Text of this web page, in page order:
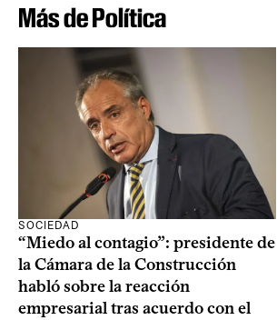
Más de Política
SOCIEDAD
“Miedo al contagio”: presidente de
la Cámara de la Construcción
habló sobre la reacción
empresarial tras acuerdo con el